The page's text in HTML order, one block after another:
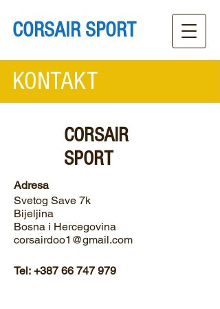
CORSAIR SPORT
KONTAKT
CORSAIR
SPORT
Adresa
Svetog Save 7k
Bijeljina
Bosna i Hercegovina
corsairdoo1@gmail.com
Tel: +387 66 747 979